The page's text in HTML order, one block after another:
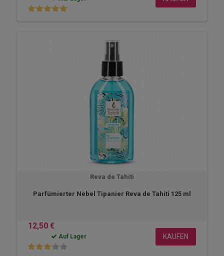
Reva de Tahiti
Parfümierter Nebel Tipanier Reva de Tahiti 125 ml
12,50 €
Auf Lager KAUFEN